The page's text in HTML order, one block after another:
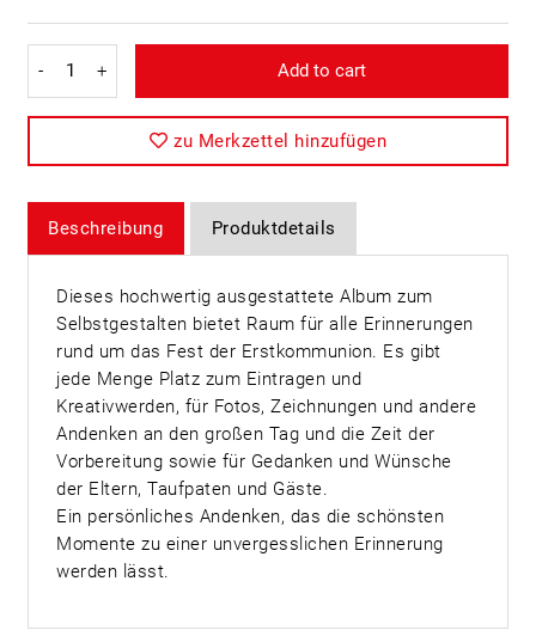
- + Add to cart
zu Merkzettel hinzufügen
Beschreibung Produktdetails
Dieses hochwertig ausgestattete Album zum
Selbstgestalten bietet Raum für alle Erinnerungen
rund um das Fest der Erstkommunion. Es gibt
jede Menge Platz zum Eintragen und
Kreativwerden, für Fotos, Zeichnungen und andere
Andenken an den großen Tag und die Zeit der
Vorbereitung sowie für Gedanken und Wünsche
der Eltern, Taufpaten und Gäste.
Ein persönliches Andenken, das die schönsten
Momente zu einer unvergesslichen Erinnerung
werden lässt.